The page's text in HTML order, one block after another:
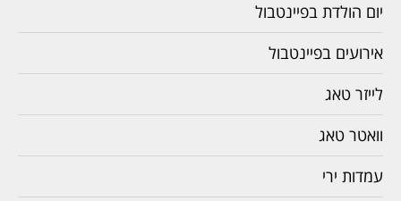
יום הולדת בפיינטבול
אירועים בפיינטבול
לייזר טאג
וואטר טאג
עמדות ירי